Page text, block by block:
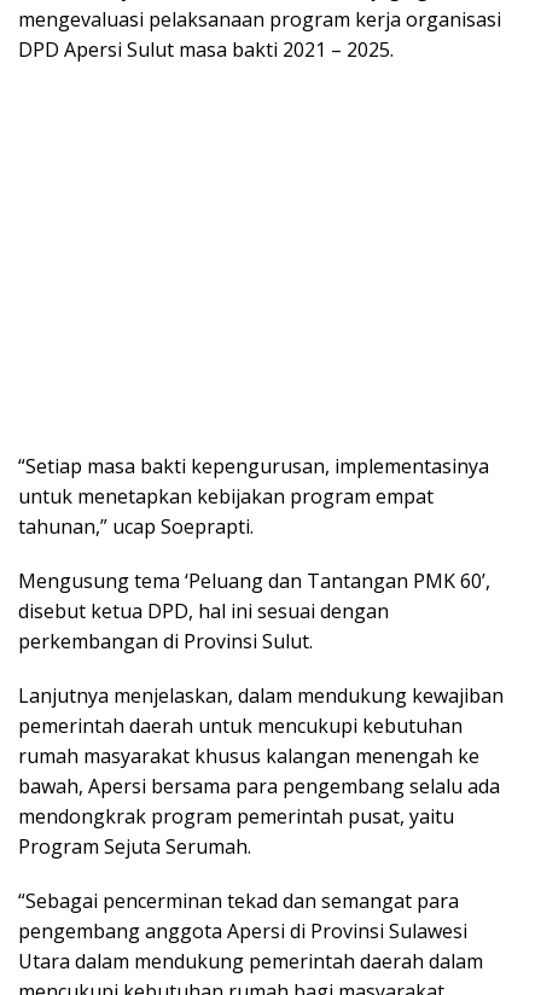
mengevaluasi pelaksanaan program kerja organisasi
DPD Apersi Sulut masa bakti 2021 – 2025.
“Setiap masa bakti kepengurusan, implementasinya
untuk menetapkan kebijakan program empat
tahunan,” ucap Soeprapti.
Mengusung tema ‘Peluang dan Tantangan PMK 60’,
disebut ketua DPD, hal ini sesuai dengan
perkembangan di Provinsi Sulut.
Lanjutnya menjelaskan, dalam mendukung kewajiban
pemerintah daerah untuk mencukupi kebutuhan
rumah masyarakat khusus kalangan menengah ke
bawah, Apersi bersama para pengembang selalu ada
mendongkrak program pemerintah pusat, yaitu
Program Sejuta Serumah.
“Sebagai pencerminan tekad dan semangat para
pengembang anggota Apersi di Provinsi Sulawesi
Utara dalam mendukung pemerintah daerah dalam